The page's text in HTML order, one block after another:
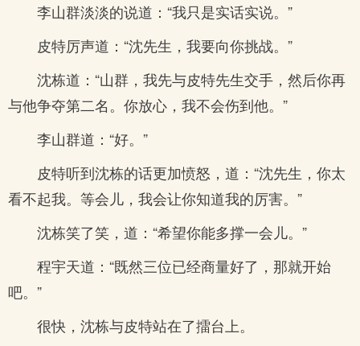
李山群淡淡的说道：“我只是实话实说。”
皮特厉声道：“沈先生，我要向你挑战。”
沈栋道：“山群，我先与皮特先生交手，然后你再
与他争夺第二名。你放心，我不会伤到他。”
李山群道：“好。”
皮特听到沈栋的话更加愤怒，道：“沈先生，你太
看不起我。等会儿，我会让你知道我的厉害。”
沈栋笑了笑，道：“希望你能多撑一会儿。”
程宇天道：“既然三位已经商量好了，那就开始
吧。”
很快，沈栋与皮特站在了擂台上。